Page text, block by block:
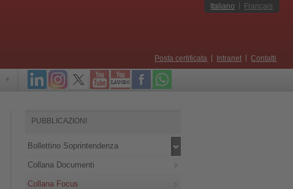
Italiano Français
Posta certificata Intranet Contatti
PUBBLICAZIONI
Bollettino Soprintendenza
Collana Documenti
Collana Focus